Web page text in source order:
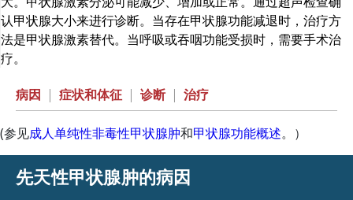
认甲状腺大小来进行诊断。当存在甲状腺功能减退时，治疗方
法是甲状腺激素替代。当呼吸或吞咽功能受损时，需要手术治
疗。
病因 | 症状和体征 | 诊断 | 治疗
(参见成人单纯性非毒性甲状腺肿和甲状腺功能概述。）
先天性甲状腺肿的病因